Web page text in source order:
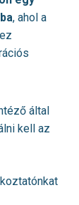
, ahol a
által
kell az